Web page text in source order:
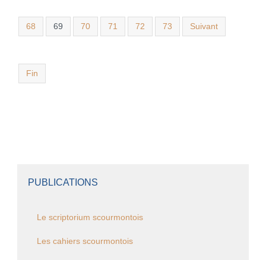
68 69 70 71 72 73 Suivant
Fin
PUBLICATIONS
Le scriptorium scourmontois
Les cahiers scourmontois